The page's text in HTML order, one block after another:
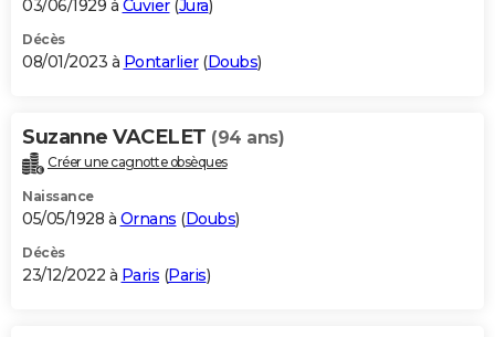
03/06/1929 à Cuvier(Jura)
Décès
08/01/2023 à Pontarlier(Doubs)
Suzanne VACELET (94 ans)
Créer une cagnotte obsèques
Naissance
05/05/1928 à Ornans (Doubs)
Décès
23/12/2022 à Paris (Paris)